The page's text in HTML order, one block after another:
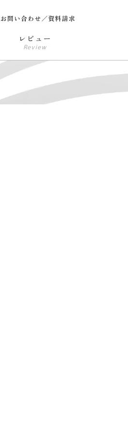
お問い合わせ／資料請求
レビュー
Review